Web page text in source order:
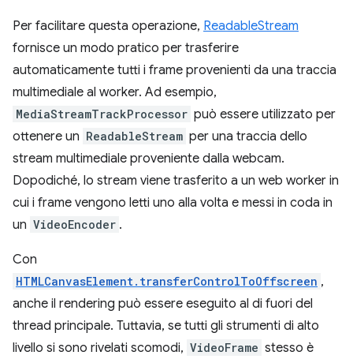
Per facilitare questa operazione, ReadableStream
fornisce un modo pratico per trasferire
automaticamente tutti i frame provenienti da una traccia
multimediale al worker. Ad esempio,
MediaStreamTrackProcessor può essere utilizzato per
ottenere un ReadableStream per una traccia dello
stream multimediale proveniente dalla webcam.
Dopodiché, lo stream viene trasferito a un web worker in
cui i frame vengono letti uno alla volta e messi in coda in
un VideoEncoder .
Con
HTMLCanvasElement.transferControlToOffscreen ,
anche il rendering può essere eseguito al di fuori del
thread principale. Tuttavia, se tutti gli strumenti di alto
livello si sono rivelati scomodi, VideoFrame stesso è